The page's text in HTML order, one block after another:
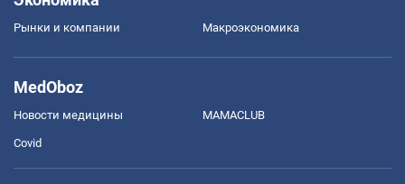
Рынки и компании Mакроэкономика
MedOboz
Новости медицины MAMACLUB
Covid